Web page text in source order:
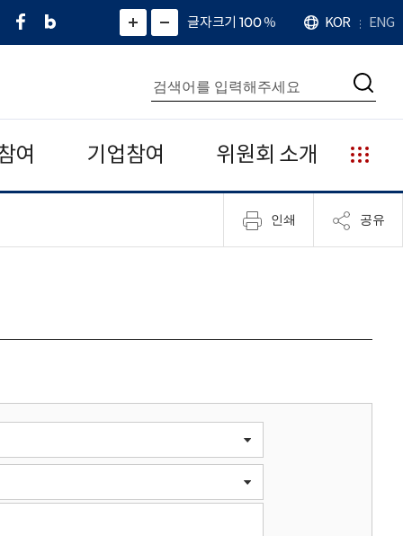
페
네
그
)
화
면
면
소
확
대
치
글자크기 100%
언
어
KOR ENG
통
합
검
색
검
여 기업참여 위원회 소개
누
리
집
안
인쇄 공유